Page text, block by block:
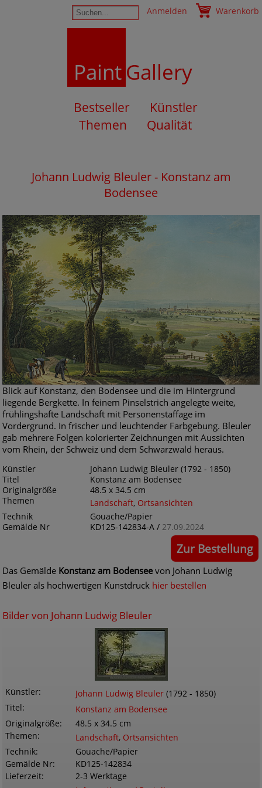
Anmelden Warenkorb
PaintGallery
Bestseller
Künstler
Themen
Qualität
Johann Ludwig Bleuler - Konstanz am
Bodensee
Blick auf Konstanz, den Bodensee und die im Hintergrund
liegende Bergkette. In feinem Pinselstrich angelegte weite,
frühlingshafte Landschaft mit Personenstaffage im
Vordergrund. In frischer und leuchtender Farbgebung. Bleuler
gab mehrere Folgen kolorierter Zeichnungen mit Aussichten
vom Rhein, der Schweiz und dem Schwarzwald heraus.
Künstler
Johann Ludwig Bleuler (1792 - 1850)
Titel
Konstanz am Bodensee
Originalgröße
48.5 x 34.5 cm
Themen
Landschaft, Ortsansichten
Technik
Gouache/Papier
Gemälde Nr
KD125-142834-A / 27.09.2024
Zur Bestellung
Das Gemälde Konstanz am Bodenseevon Johann Ludwig
Bleuler als hochwertigen Kunstdruck hier bestellen
Bilder von Johann Ludwig Bleuler
Künstler Johann Ludwig Bleuler (1792 - 1850)
Titel
Konstanz am Bodensee
Originalgröße
48.5 x 34.5 cm
Themen
Landschaft, Ortsansichten
Technik
Gouache/Papier
Gemälde Nr
KD125-142834
Lieferzeit
2-3 Werktage